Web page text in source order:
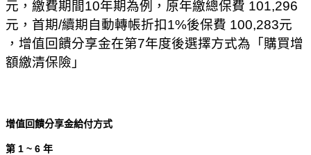
元，繳費期間10年期為例，原年繳總保費 101,296
元，首期/續期自動轉帳折扣1%後保費 100,283元
，增值回饋分享金在第7年度後選擇方式為「購買增
額繳清保險」
增值回饋分享金給付方式
第 1 ~ 6 年